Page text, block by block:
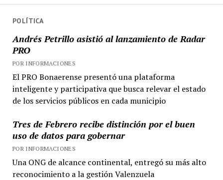
POLÍTICA
Andrés Petrillo asistió al lanzamiento de Radar
PRO
POR INFORMACIONES
El PRO Bonaerense presentó una plataforma
inteligente y participativa que busca relevar el estado
de los servicios públicos en cada municipio
Tres de Febrero recibe distinción por el buen
uso de datos para gobernar
POR INFORMACIONES
Una ONG de alcance continental, entregó su más alto
reconocimiento a la gestión Valenzuela